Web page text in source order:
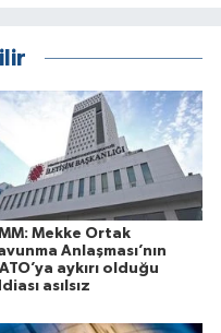
Mekke Ortak
Anlaşması’nın
aykırı olduğu
asılsız